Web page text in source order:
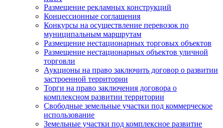
Размещение рекламных конструкций
Концессионные соглашения
Конкурсы на осуществление перевозок по
муниципальным маршрутам
Размещение нестационарных торговых объектов
Размещение нестационарных объектов уличной
торговли
Аукционы на право заключить договор о развитии
застроенной территории
Торги на право заключения договора о
комплексном развитии территории
Свободные земельные участки под коммерческое
использование
Земельные участки под комплексное развитие